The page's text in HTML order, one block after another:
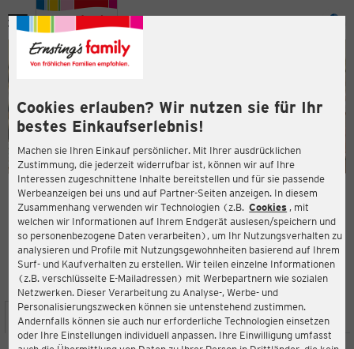
Cookies erlauben? Wir nutzen sie für Ihr
bestes Einkaufserlebnis!
Machen sie Ihren Einkauf persönlicher. Mit Ihrer ausdrücklichen
Zustimmung, die jederzeit widerrufbar ist, können wir auf Ihre
Interessen zugeschnittene Inhalte bereitstellen und für sie passende
Werbeanzeigen bei uns und auf Partner-Seiten anzeigen. In diesem
Zusammenhang verwenden wir Technologien (z.B. Cookies , mit
welchen wir Informationen auf Ihrem Endgerät auslesen/speichern und
so personenbezogene Daten verarbeiten), um Ihr Nutzungsverhalten zu
analysieren und Profile mit Nutzungsgewohnheiten basierend auf Ihrem
Surf- und Kaufverhalten zu erstellen. Wir teilen einzelne Informationen
(z.B. verschlüsselte E-Mailadressen) mit Werbepartnern wie sozialen
Netzwerken. Dieser Verarbeitung zu Analyse-, Werbe- und
Personalisierungszwecken können sie untenstehend zustimmen.
Andernfalls können sie auch nur erforderliche Technologien einsetzen
oder Ihre Einstellungen individuell anpassen. Ihre Einwilligung umfasst
Menü
ERNSTING'S FAMILY FILIALE
Münchener Str. 31
47249 Duisburg
4,4
Bewertung:
STANDORT SERVICES SORTIMENT AKTIONEN